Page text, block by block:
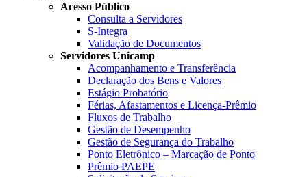
Acesso Público
Consulta a Servidores
S-Integra
Validação de Documentos
Servidores Unicamp
Acompanhamento e Transferência
Declaração dos Bens e Valores
Estágio Probatório
Férias, Afastamentos e Licença-Prêmio
Fluxos de Trabalho
Gestão de Desempenho
Gestão de Segurança do Trabalho
Ponto Eletrônico – Marcação de Ponto
Prêmio PAEPE